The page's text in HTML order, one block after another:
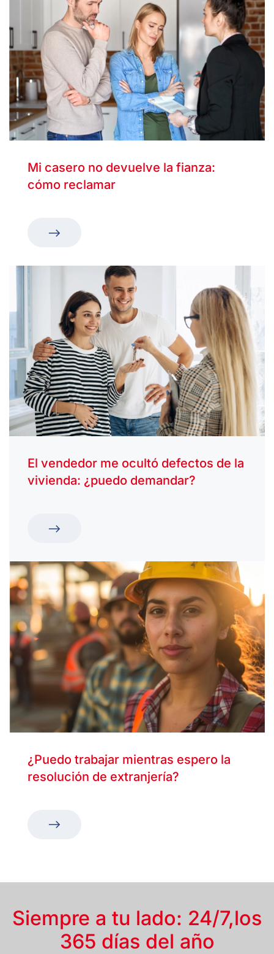
Mi casero no devuelve la fianza:
cómo reclamar
El vendedor me ocultó defectos de la
vivienda: ¿puedo demandar?
¿Puedo trabajar mientras espero la
resolución de extranjería?
Siempre a tu lado: 24/7,los
365 días del año